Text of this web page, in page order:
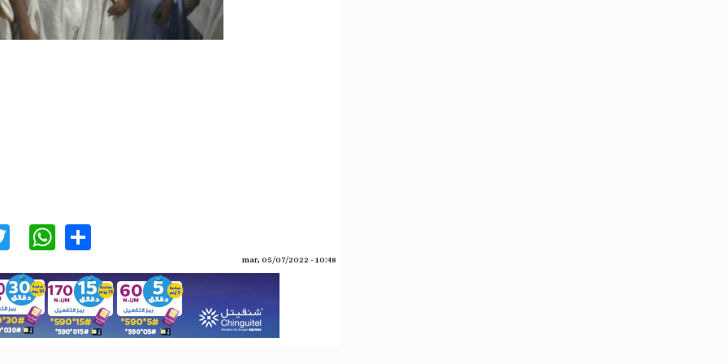
TwitterWhatsApp
mar, 05/07/2022 - 10:48